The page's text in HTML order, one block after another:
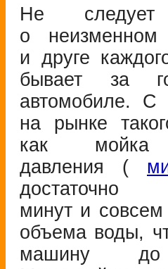
Не следует
о неизменном
и друге
бывает за
автомобиле. С
на рынке
как мойка
давления (
достаточно
минут и совсем
объема воды,
машину до